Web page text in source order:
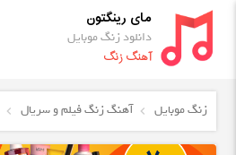
مای رینگتون
دانلود زنگ موبایل
آهنگ زنگ
زنگ موبایل آهنگ زنگ فیلم و سریال